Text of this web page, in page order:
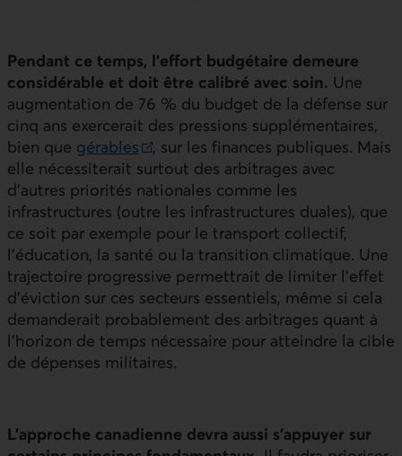
Pendant ce temps, l’effort budgétaire demeure
considérable et doit être calibré avec soin. Une
augmentation de 76 % du budget de la défense sur
cinq ans exercerait des pressions supplémentaires,
bien que gérables
Lien externe au site.
, sur les finances publiques. Mais
elle nécessiterait surtout des arbitrages avec
d’autres priorités nationales comme les
infrastructures (outre les infrastructures duales), que
ce soit par exemple pour le transport collectif,
l’éducation, la santé ou la transition climatique. Une
trajectoire progressive permettrait de limiter l’effet
d’éviction sur ces secteurs essentiels, même si cela
demanderait probablement des arbitrages quant à
l’horizon de temps nécessaire pour atteindre la cible
de dépenses militaires.
L’approche canadienne devra aussi s’appuyer sur